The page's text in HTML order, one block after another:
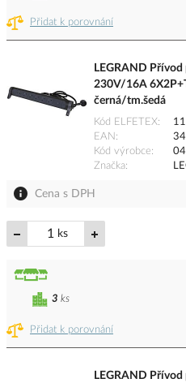
Přidat k porovnání
LEGRAND
230V/16A
černá/tm.šedá
Kód ELFETEX
EAN
Kód výrobce
Značka
Cena s DPH
ks
Přidat k porovnání
3 ks
LEGRAND